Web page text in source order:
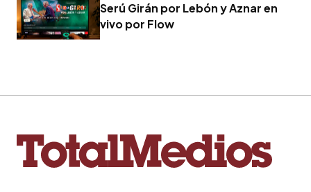
Serú Girán por Lebón y Aznar en
vivo por Flow